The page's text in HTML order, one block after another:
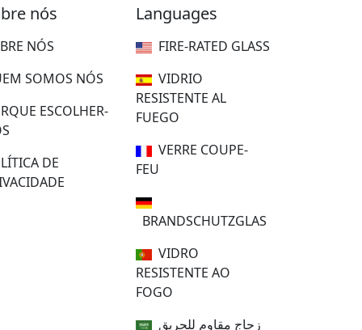
nós
NÓS
SOMOS NÓS
ESCOLHER-
DE
Languages
FIRE-RATED GLASS
VIDRIO
RESISTENTE AL
FUEGO
VERRE COUPE-
FEU
BRANDSCHUTZGLAS
VIDRO
RESISTENTE AO
FOGO
زجاج مقاوم للحريق